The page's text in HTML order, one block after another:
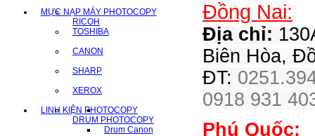
MỰC NẠP MÁY PHOTOCOPY
RICOH
TOSHIBA
CANON
SHARP
XEROX
LINH KIỆN PHOTOCOPY
DRUM PHOTOCOPY
Drum Canon
Đồng Nai:
Địa chỉ:
Biên Hòa,
ĐT:
0918 931
Phú Quốc: